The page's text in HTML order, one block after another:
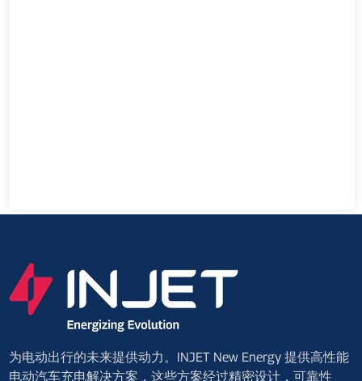
为电动出行的未来提供动力。INJET New Energy 提供高性能
电动汽车充电解决方案，这些方案经过精密设计，可靠性